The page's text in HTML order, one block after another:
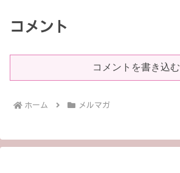
コメント
コメントを書き込む
ホーム メルマガ